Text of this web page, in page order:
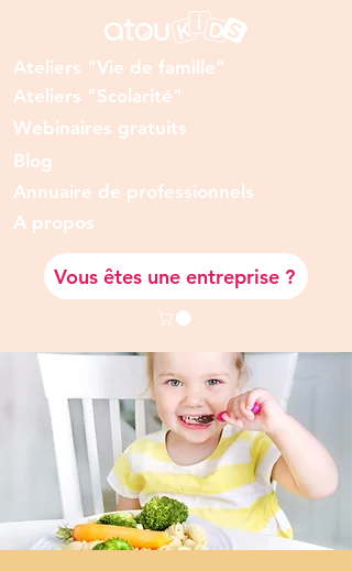
Ateliers "Vie de famille"
Ateliers "Scolarité"
Webinaires gratuits
Blog
Annuaire de professionnels
A propos
Vous êtes une entreprise ?